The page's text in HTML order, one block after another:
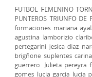
FUTBOL FEMENINO
PUNTEROS TRIUNFO DE
formaciones mariana
agustina lamborizio
pertegarini jesica diaz
brigñone suplentes
guerrero. Julieta
gomes lucia garcia lucia